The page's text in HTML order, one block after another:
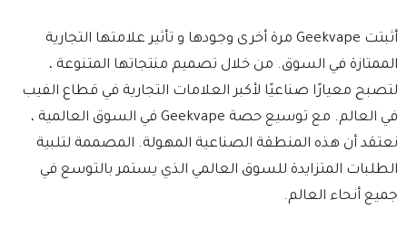
أثبتت Geekvape مرة أخرى وجودها و تأثير علامتها التجارية
الممتازة في السوق. من خلال تصميم منتجاتها المتنوعة ،
لتصبح معيارًا صناعيًا لأكبر العلامات التجارية في قطاع الفيب
في العالم. مع توسيع حصة Geekvape في السوق العالمية ،
نعتقد أن هذه المنطقة الصناعية المهولة. المصممة لتلبية
الطلبات المتزايدة للسوق العالمي الذي يستمر بالتوسع في
جميع أنحاء العالم.